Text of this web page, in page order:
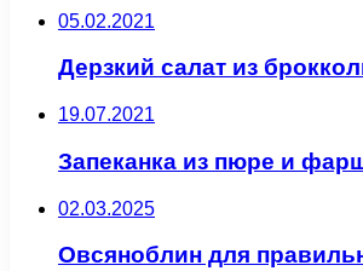
05.02.2021
Дерзкий салат из
19.07.2021
Запеканка из пюре и
02.03.2025
Овсяноблин для